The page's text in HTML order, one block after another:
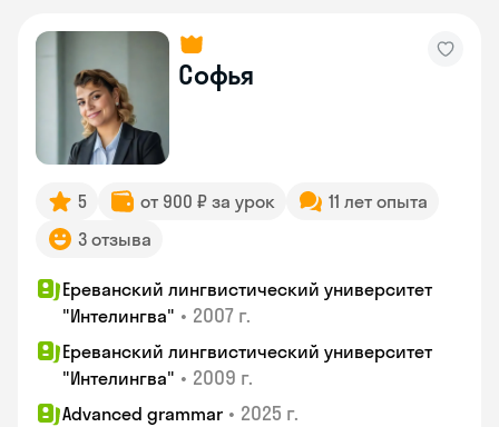
Софья
5 от 900 ₽ за урок
11 лет опыта
3 отзыва
Ереванский лингвистический университет
"Интелингва" • 2007 г.
Ереванский лингвистический университет
"Интелингва" • 2009 г.
Advanced grammar • 2025 г.